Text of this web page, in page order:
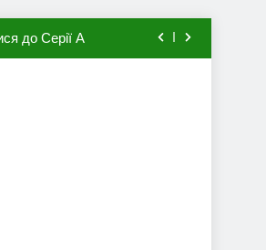
до Серії А